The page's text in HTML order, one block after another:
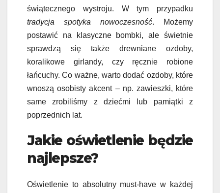
świątecznego wystroju. W tym przypadku
tradycja spotyka nowoczesność. Możemy
postawić na klasyczne bombki, ale świetnie
sprawdzą się także drewniane ozdoby,
koralikowe girlandy, czy ręcznie robione
łańcuchy. Co ważne, warto dodać ozdoby, które
wnoszą osobisty akcent – np. zawieszki, które
same zrobiliśmy z dziećmi lub pamiątki z
poprzednich lat.
Jakie oświetlenie będzie
najlepsze?
Oświetlenie to absolutny must-have w każdej